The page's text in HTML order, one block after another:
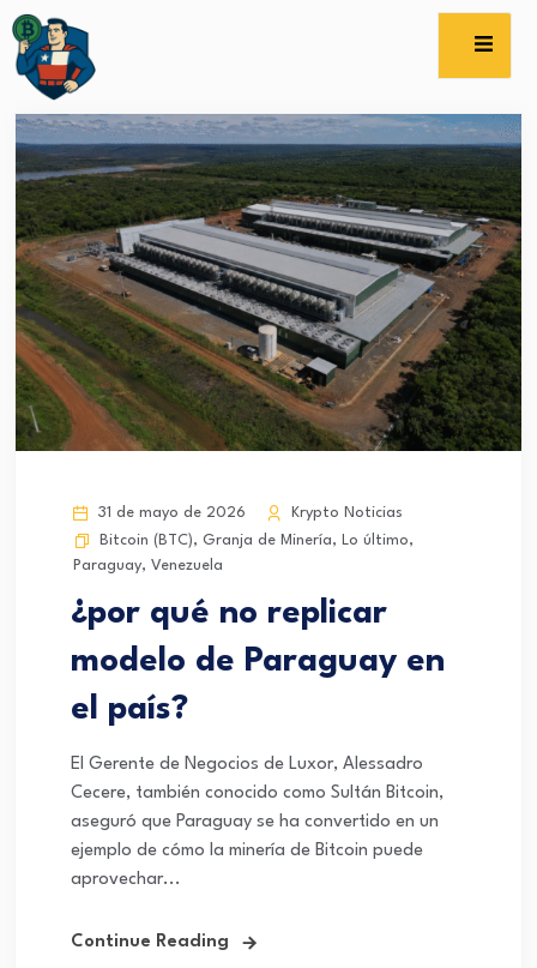
31 de mayo de 2026
Krypto Noticias
Bitcoin (BTC), Granja de Minería, Lo último,
Paraguay, Venezuela
¿por qué no replicar
modelo de Paraguay en
el país?
El Gerente de Negocios de Luxor, Alessadro
Cecere, también conocido como Sultán Bitcoin,
aseguró que Paraguay se ha convertido en un
ejemplo de cómo la minería de Bitcoin puede
aprovechar...
Continue Reading